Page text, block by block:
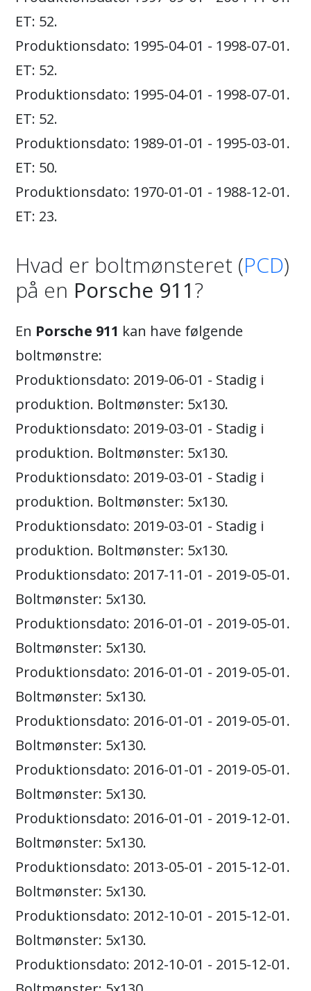
ET: 52.
Produktionsdato: 1995-04-01 - 1998-07-01.
ET: 52.
Produktionsdato: 1995-04-01 - 1998-07-01.
ET: 52.
Produktionsdato: 1989-01-01 - 1995-03-01.
ET: 50.
Produktionsdato: 1970-01-01 - 1988-12-01.
ET: 23.
Hvad er boltmønsteret (PCD)
på en Porsche 911?
En Porsche 911 kan have følgende
boltmønstre:
Produktionsdato: 2019-06-01 - Stadig i
produktion. Boltmønster: 5x130.
Produktionsdato: 2019-03-01 - Stadig i
produktion. Boltmønster: 5x130.
Produktionsdato: 2019-03-01 - Stadig i
produktion. Boltmønster: 5x130.
Produktionsdato: 2019-03-01 - Stadig i
produktion. Boltmønster: 5x130.
Produktionsdato: 2017-11-01 - 2019-05-01.
Boltmønster: 5x130.
Produktionsdato: 2016-01-01 - 2019-05-01.
Boltmønster: 5x130.
Produktionsdato: 2016-01-01 - 2019-05-01.
Boltmønster: 5x130.
Produktionsdato: 2016-01-01 - 2019-05-01.
Boltmønster: 5x130.
Produktionsdato: 2016-01-01 - 2019-05-01.
Boltmønster: 5x130.
Produktionsdato: 2016-01-01 - 2019-12-01.
Boltmønster: 5x130.
Produktionsdato: 2013-05-01 - 2015-12-01.
Boltmønster: 5x130.
Produktionsdato: 2012-10-01 - 2015-12-01.
Boltmønster: 5x130.
Produktionsdato: 2012-10-01 - 2015-12-01.